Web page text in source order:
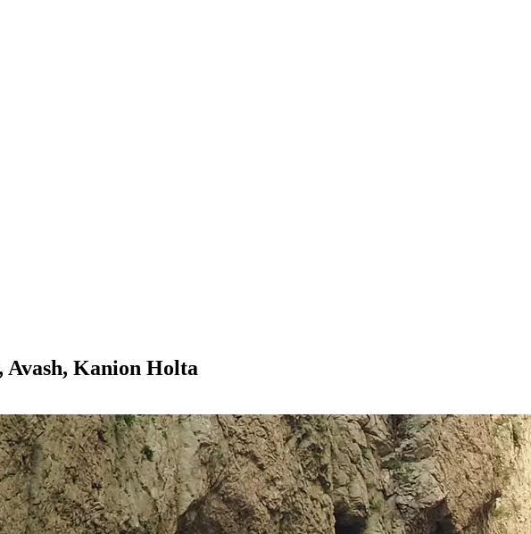
Avash, Kanion Holta